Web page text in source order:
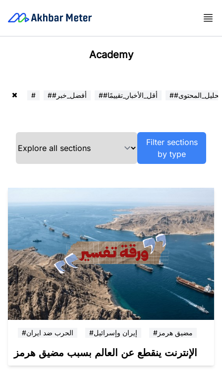
Academy
# ##أفضل_خبر ##أقل_الأخبار_تقييمًا ##تحليل_المحتوى
Filter sections
by type
#الحرب ضد ايران #إيران وإسرائيل #مضيق هرمز
الإنترنت ينقطع عن العالم بسبب مضيق هرمز